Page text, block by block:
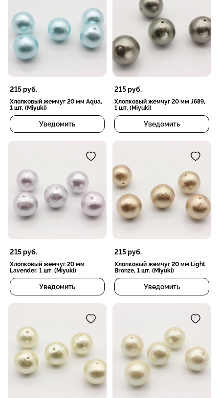
215руб.
Хлопковый жемчуг 20 мм Aqua,
1 шт. (Miyuki)
Уведомить
215руб.
Хлопковый жемчуг 20 мм J689,
1 шт. (Miyuki)
Уведомить
215руб.
Хлопковый жемчуг 20 мм
Lavender, 1 шт. (Miyuki)
Уведомить
215руб.
Хлопковый жемчуг 20 мм Light
Bronze, 1 шт. (Miyuki)
Уведомить